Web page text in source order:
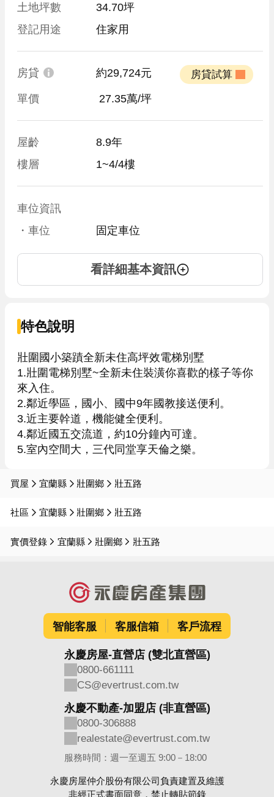
土地坪數
34.70坪
登記用途
住家用
房貸 約29,724元
單價 27.35萬/坪
屋齡
8.9年
樓層
1~4/4樓
車位資訊
・車位
固定車位
看詳細基本資訊
特色說明
壯圍國小築蹟全新未住高坪效電梯別墅
1.壯圍電梯別墅~全新未住裝潢你喜歡的樣子等你
來入住。
2.鄰近學區，國小、國中9年國教接送便利。
3.近主要幹道，機能健全便利。
4.鄰近國五交流道，約10分鐘內可達。
5.室內空間大，三代同堂享天倫之樂。
買屋 宜蘭縣 壯圍鄉 壯五路
社區 宜蘭縣 壯圍鄉 壯五路
實價登錄 宜蘭縣 壯圍鄉 壯五路
智能客服 客服信箱 客戶流程
永慶房屋-直營店 (雙北直營區)
0800-661111
CS@evertrust.com.tw
永慶不動產-加盟店 (非直營區)
0800-306888
realestate@evertrust.com.tw
服務時間：週一至週五 9:00－18:00
永慶房屋仲介股份有限公司負責建置及維護
非經正式書面同意，禁止轉貼節錄